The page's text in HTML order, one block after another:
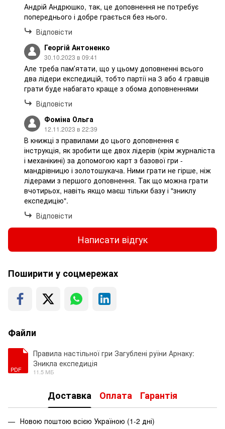
Андрій Андрюшко, так, це доповнення не потребує
попереднього і добре грається без нього.
Відповісти
Георгій Антоненко
30.10.2023 в 09:41
Але треба памʼятати, що у цьому доповненні всього
два лідери експедицій, тобто партії на 3 або 4 гравців
грати буде набагато краще з обома доповненнями
Відповісти
Фоміна Ольга
12.11.2023 в 22:39
В книжці з правилами до цього доповнення є
інструкція, як зробити ще двох лідерів (крім журналіста
і механікині) за допомогою карт з базової гри -
мандрівницю і золотошукача. Ними грати не гірше, ніж
лідерами з першого доповнення. Так що можна грати
вчотирьох, навіть якщо маєш тільки базу і "зниклу
експедицію".
Відповісти
Написати відгук
Поширити у соцмережах
Файли
PDF
Правила настільної гри Загублені руїни Арнаку:
Зникла експедиція
11.5 МБ
Доставка Оплата Гарантія
Новою поштою всією Україною (1-2 дні)